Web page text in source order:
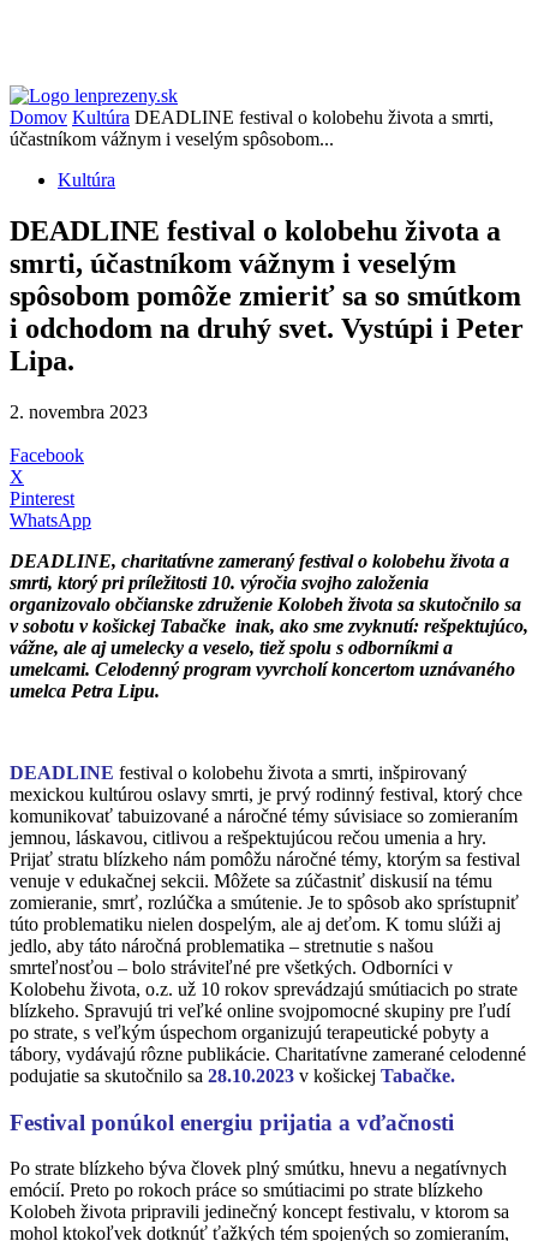
Domov Kultúra DEADLINE festival o kolobehu života a smrti,
účastníkom vážnym i veselým spôsobom...
Kultúra
DEADLINE festival o kolobehu života a
smrti, účastníkom vážnym i veselým
spôsobom pomôže zmieriť sa so smútkom
i odchodom na druhý svet. Vystúpi i Peter
Lipa.
2. novembra 2023
Facebook
X
Pinterest
WhatsApp
DEADLINE, charitatívne zameraný festival o kolobehu života a
smrti, ktorý pri príležitosti 10. výročia svojho založenia
organizovalo občianske združenie Kolobeh života sa skutočnilo sa
v sobotu v košickej Tabačke inak, ako sme zvyknutí: rešpektujúco,
vážne, ale aj umelecky a veselo, tiež spolu s odborníkmi a
umelcami. Celodenný program vyvrcholí koncertom uznávaného
umelca Petra Lipu.
DEADLINE festival o kolobehu života a smrti, inšpirovaný
mexickou kultúrou oslavy smrti, je prvý rodinný festival, ktorý chce
komunikovať tabuizované a náročné témy súvisiace so zomieraním
jemnou, láskavou, citlivou a rešpektujúcou rečou umenia a hry.
Prijať stratu blízkeho nám pomôžu náročné témy, ktorým sa festival
venuje v edukačnej sekcii. Môžete sa zúčastniť diskusií na tému
zomieranie, smrť, rozlúčka a smútenie. Je to spôsob ako sprístupniť
túto problematiku nielen dospelým, ale aj deťom. K tomu slúži aj
jedlo, aby táto náročná problematika – stretnutie s našou
smrteľnosťou – bolo stráviteľné pre všetkých. Odborníci v
Kolobehu života, o.z. už 10 rokov sprevádzajú smútiacich po strate
blízkeho. Spravujú tri veľké online svojpomocné skupiny pre ľudí
po strate, s veľkým úspechom organizujú terapeutické pobyty a
tábory, vydávajú rôzne publikácie. Charitatívne zamerané celodenné
podujatie sa skutočnilo sa 28.10.2023 v košickej Tabačke.
Festival ponúkol energiu prijatia a vďačnosti
Po strate blízkeho býva človek plný smútku, hnevu a negatívnych
emócií. Preto po rokoch práce so smútiacimi po strate blízkeho
Kolobeh života pripravili jedinečný koncept festivalu, v ktorom sa
mohol ktokoľvek dotknúť ťažkých tém spojených so zomieraním,